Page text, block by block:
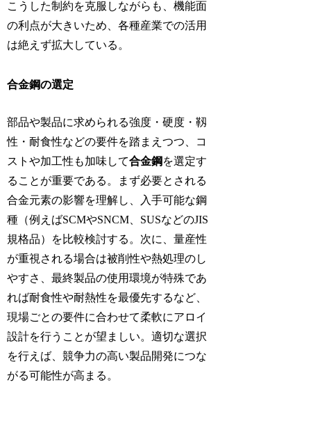
こうした制約を克服しながらも、機能面
の利点が大きいため、各種産業での活用
は絶えず拡大している。
合金鋼の選定
部品や製品に求められる強度・硬度・靱
性・耐食性などの要件を踏まえつつ、コ
ストや加工性も加味して合金鋼 を選定す
ることが重要である。まず必要とされる
合金元素の影響を理解し、入手可能な鋼
種（例えばSCMやSNCM、SUSなどのJIS
規格品）を比較検討する。次に、量産性
が重視される場合は被削性や熱処理のし
やすさ、最終製品の使用環境が特殊であ
れば耐食性や耐熱性を最優先するなど、
現場ごとの要件に合わせて柔軟にアロイ
設計を行うことが望ましい。適切な選択
を行えば、競争力の高い製品開発につな
がる可能性が高まる。